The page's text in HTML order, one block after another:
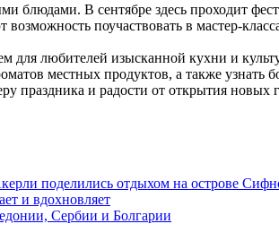
блюдами. В сентябре здесь проходит
поучаствовать в мастер-
для любителей изысканной кухни и
местных продуктов, а также
праздника и радости от открытия новых
поделились отдыхом на острове
и вдохновляет
Сербии и Болгарии